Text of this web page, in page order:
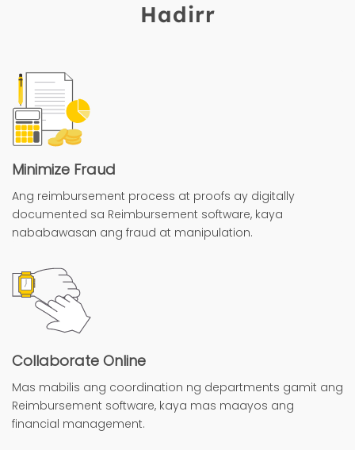
Hadirr
Minimize Fraud
Ang reimbursement process at proofs ay digitally
documented sa Reimbursement software, kaya
nababawasan ang fraud at manipulation.
Collaborate Online
Mas mabilis ang coordination ng departments gamit ang
Reimbursement software, kaya mas maayos ang
financial management.